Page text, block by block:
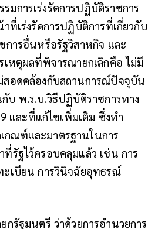
มการเร่งรัดการปฏิบัติราชการ
ที่เร่งรัดการปฏิบัติการที่เกี่ยวกับ
ารอื่นหรือรัฐวิสาหกิจ และ
เหตุผลที่พิจารณายกเลิกคือ ไม่มี
สอดคล้องกับสถานการณ์ปัจจุบัน
บ พ.ร.บ.วิธีปฏิบัติราชการทาง
และที่แก้ไขเพิ่มเติม ซึ่งทำ
ณฑ์และมาตรฐานในการ
ที่รัฐไว้ครอบคลุมแล้ว เช่น การ
เบียน การวินิจฉัยอุทธรณ์
กรัฐมนตรี ว่าด้วยการอำนวยการ